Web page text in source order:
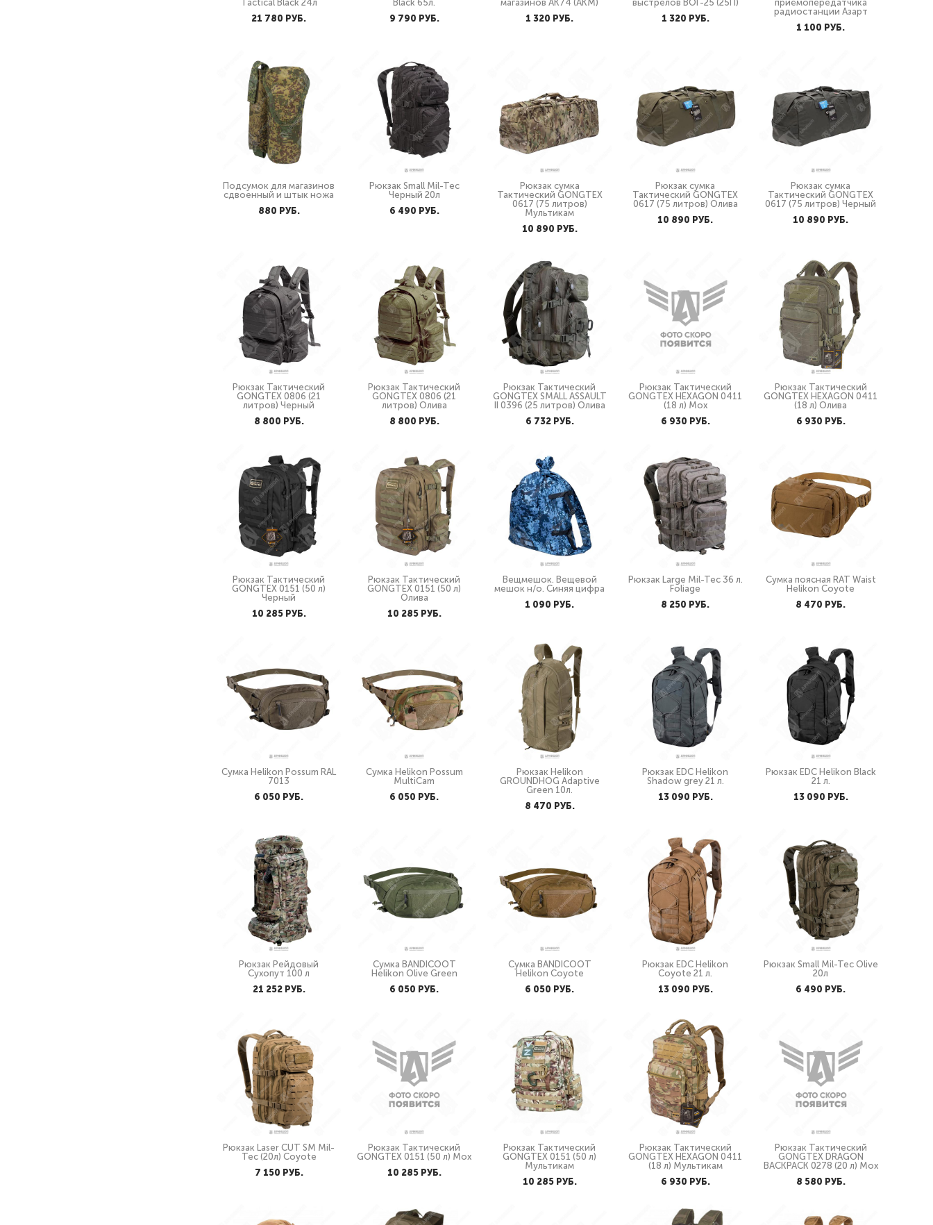
Tactical Black 24л
21 780 PУБ.
Black 65л.
9 790 PУБ.
магазинов АК74 (АКМ)
1 320 PУБ.
выстрелов ВОГ-25 (25П)
1 320 PУБ.
приёмопередатчика
радиостанции Азарт
1 100 PУБ.
Подсумок для магазинов
сдвоенный и штык ножа
880 PУБ.
Рюкзак Small Mil-Tec
Черный 20л
6 490 PУБ.
Рюкзак сумка
Тактический GONGTEX
0617 (75 литров)
Мультикам
10 890 PУБ.
Рюкзак сумка
Тактический GONGTEX
0617 (75 литров) Олива
10 890 PУБ.
Рюкзак сумка
Тактический GONGTEX
0617 (75 литров) Черный
10 890 PУБ.
Рюкзак Тактический
GONGTEX 0806 (21
литров) Черный
8 800 PУБ.
Рюкзак Тактический
GONGTEX 0806 (21
литров) Олива
8 800 PУБ.
Рюкзак Тактический
GONGTEX SMALL ASSAULT
II 0396 (25 литров) Олива
6 732 PУБ.
Рюкзак Тактический
GONGTEX HEXAGON 0411
(18 л) Мох
6 930 PУБ.
Рюкзак Тактический
GONGTEX HEXAGON 0411
(18 л) Олива
6 930 PУБ.
Рюкзак Тактический
GONGTEX 0151 (50 л)
Черный
10 285 PУБ.
Рюкзак Тактический
GONGTEX 0151 (50 л)
Олива
10 285 PУБ.
Вещмешок. Вещевой
мешок н/о. Синяя цифра
1 090 PУБ.
Рюкзак Large Mil-Tec 36 л.
Foliage
8 250 PУБ.
Сумка поясная RAT Waist
Helikon Coyote
8 470 PУБ.
Сумка Helikon Possum RAL
7013
6 050 PУБ.
Сумка Helikon Possum
MultiCam
6 050 PУБ.
Рюкзак Helikon
GROUNDHOG Adaptive
Green 10л.
8 470 PУБ.
Рюкзак EDC Helikon
Shadow grey 21 л.
13 090 PУБ.
Рюкзак EDC Helikon Black
21 л.
13 090 PУБ.
Рюкзак Рейдовый
Сухопут 100 л
21 252 PУБ.
Сумка BANDICOOT
Helikon Olive Green
6 050 PУБ.
Сумка BANDICOOT
Helikon Coyote
6 050 PУБ.
Рюкзак EDC Helikon
Coyote 21 л.
13 090 PУБ.
Рюкзак Small Mil-Tec Olive
20л
6 490 PУБ.
Рюкзак Laser CUT SM Mil-
Tec (20л) Coyote
7 150 PУБ.
Рюкзак Тактический
GONGTEX 0151 (50 л) Мох
10 285 PУБ.
Рюкзак Тактический
GONGTEX 0151 (50 л)
Мультикам
10 285 PУБ.
Рюкзак Тактический
GONGTEX HEXAGON 0411
(18 л) Мультикам
6 930 PУБ.
Рюкзак Тактический
GONGTEX DRAGON
BACKPACK 0278 (20 л) Мох
8 580 PУБ.